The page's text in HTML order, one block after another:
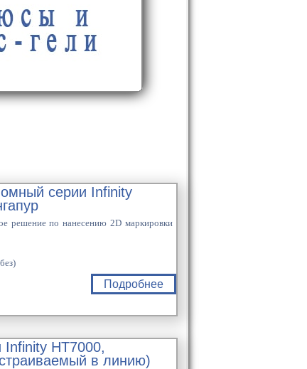
серии Infinity
решение по нанесению 2D маркировки
Подробнее
HT7000,
в линию)